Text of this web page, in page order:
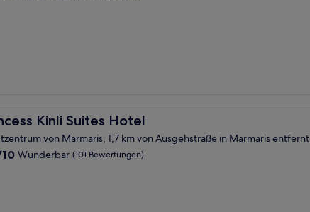
Kinli Suites Hotel
Kinli Suites Hotel
von Marmaris, 1,7 km von Ausgehstraße in Marmaris entfernt
Wunderbar (101 Bewertungen)